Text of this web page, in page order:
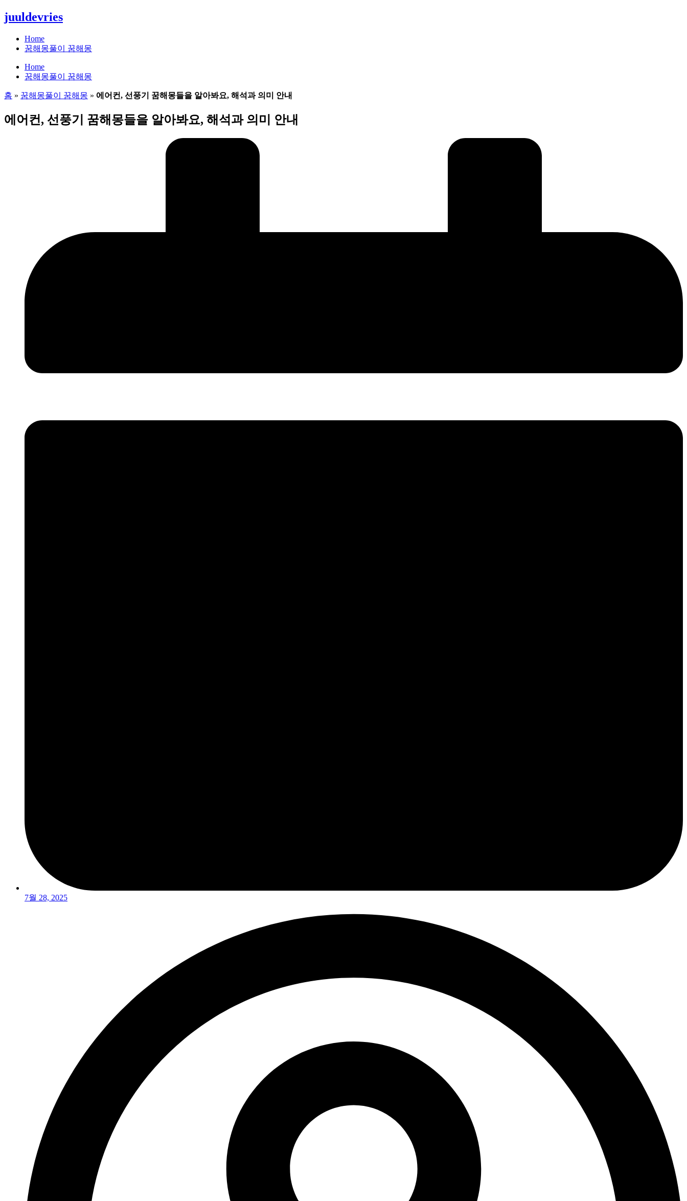
콘
텐
juuldevries
Home
꿈해몽풀이 꿈해몽
Home
꿈해몽풀이 꿈해몽
홈 » 꿈해몽풀이 꿈해몽 » 에어컨, 선풍기 꿈해몽들을 알아봐요, 해석과 의미 안내
에어컨, 선풍기 꿈해몽들을 알아봐요, 해석과 의미 안내
7월 28, 2025